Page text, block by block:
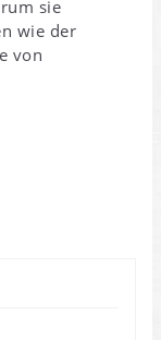
sie
wie der
von